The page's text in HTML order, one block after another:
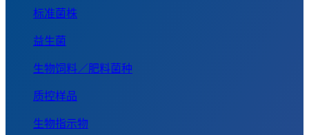
标准菌株
益生菌
生物饲料／肥料菌种
质控样品
生物指示物